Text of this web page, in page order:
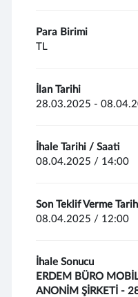
Para Birimi
TL
İlan Tarihi
28.03.2025 -
İhale Tarihi / Saati
08.04.2025 / 14:00
Son Teklif Verme
08.04.2025 / 12:00
İhale Sonucu
ERDEM BÜRO
ANONİM ŞİRKETİ -